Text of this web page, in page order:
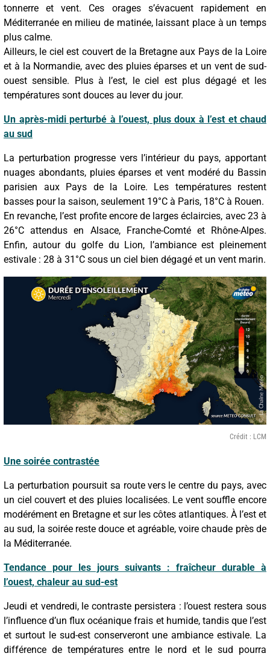
tonnerre et vent. Ces orages s’évacuent rapidement en
Méditerranée en milieu de matinée, laissant place à un temps
plus calme.
Ailleurs, le ciel est couvert de la Bretagne aux Pays de la Loire
et à la Normandie, avec des pluies éparses et un vent de sud-
ouest sensible. Plus à l’est, le ciel est plus dégagé et les
températures sont douces au lever du jour.
Un après-midi perturbé à l’ouest, plus doux à l’est et chaud
au sud
La perturbation progresse vers l’intérieur du pays, apportant
nuages abondants, pluies éparses et vent modéré du Bassin
parisien aux Pays de la Loire. Les températures restent
basses pour la saison, seulement 19°C à Paris, 18°C à Rouen.
En revanche, l’est profite encore de larges éclaircies, avec 23 à
26°C attendus en Alsace, Franche-Comté et Rhône-Alpes.
Enfin, autour du golfe du Lion, l’ambiance est pleinement
estivale : 28 à 31°C sous un ciel bien dégagé et un vent marin.
Crédit : LCM
Une soirée contrastée
La perturbation poursuit sa route vers le centre du pays, avec
un ciel couvert et des pluies localisées. Le vent souffle encore
modérément en Bretagne et sur les côtes atlantiques. À l’est et
au sud, la soirée reste douce et agréable, voire chaude près de
la Méditerranée.
Tendance pour les jours suivants : fraîcheur durable à
l’ouest, chaleur au sud-est
Jeudi et vendredi, le contraste persistera : l’ouest restera sous
l’influence d’un flux océanique frais et humide, tandis que l’est
et surtout le sud-est conserveront une ambiance estivale. La
différence de températures entre le nord et le sud pourra